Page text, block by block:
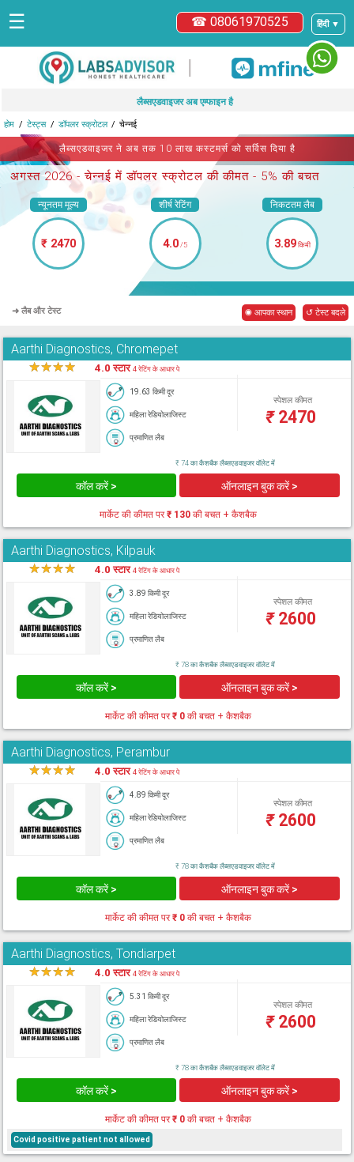
हिंदी ▼
☎ 08061970525
☰
|
लैब्सएडवाइजर अब एम्फाइन है
होम टेस्ट्स डॉपलर स्क्रोटल चेन्नई
लैब्सएडवाइजर ने अब तक 10 लाख कस्टमर्स को सर्विस दिया है
अगस्त 2026 -चेन्नई में डॉपलर स्क्रोटल की कीमत - 5% की बचत
न्यूनतम मूल्य
₹ 2470
शीर्ष रेटिंग
4.0/5
निकटतम लैब
3.89किमी
➜ लैब और टेस्ट ◉ आपका स्थान ↺ टेस्ट बदले
Aarthi Diagnostics, Chromepet
★★★★ 4.0 स्टार4 रेटिंग के आधार पे
19.63 किमी दूर
महिला रेडियोलाजिस्ट
प्रमाणित लैब
स्पेशल कीमत
₹2470
₹ 74 का कैशबैक लैब्सएडवाइजर वॉलेट में
कॉल करें > ऑनलाइन बुक करें >
मार्केट की कीमत पर₹ 130की बचत + कैशबैक
Aarthi Diagnostics, Kilpauk
★★★★ 4.0 स्टार4 रेटिंग के आधार पे
3.89 किमी दूर
महिला रेडियोलाजिस्ट
प्रमाणित लैब
स्पेशल कीमत
₹2600
₹ 78 का कैशबैक लैब्सएडवाइजर वॉलेट में
कॉल करें > ऑनलाइन बुक करें >
मार्केट की कीमत पर₹ 0की बचत + कैशबैक
Aarthi Diagnostics, Perambur
★★★★ 4.0 स्टार4 रेटिंग के आधार पे
4.89 किमी दूर
महिला रेडियोलाजिस्ट
प्रमाणित लैब
स्पेशल कीमत
₹2600
₹ 78 का कैशबैक लैब्सएडवाइजर वॉलेट में
कॉल करें > ऑनलाइन बुक करें >
मार्केट की कीमत पर₹ 0की बचत + कैशबैक
Aarthi Diagnostics, Tondiarpet
★★★★ 4.0 स्टार4 रेटिंग के आधार पे
5.31 किमी दूर
महिला रेडियोलाजिस्ट
प्रमाणित लैब
स्पेशल कीमत
₹2600
₹ 78 का कैशबैक लैब्सएडवाइजर वॉलेट में
कॉल करें > ऑनलाइन बुक करें >
मार्केट की कीमत पर₹ 0की बचत + कैशबैक
Covid positive patient not allowed